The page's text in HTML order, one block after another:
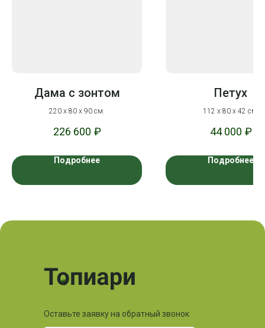
Дама с зонтом
220 х 80 х 90 см.
226 600 ₽
Подробнее
Петух
112 х 80 х 42 см.
44 000 ₽
Подробнее
Оставьте заявку на обратный звонок